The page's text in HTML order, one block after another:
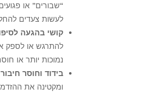
“שבורים” או
לעשות צעדים
קושי בהגעה
להתרגש או לספק
נמוכות יותר או
בידוד וחוסר
ומקטינה את